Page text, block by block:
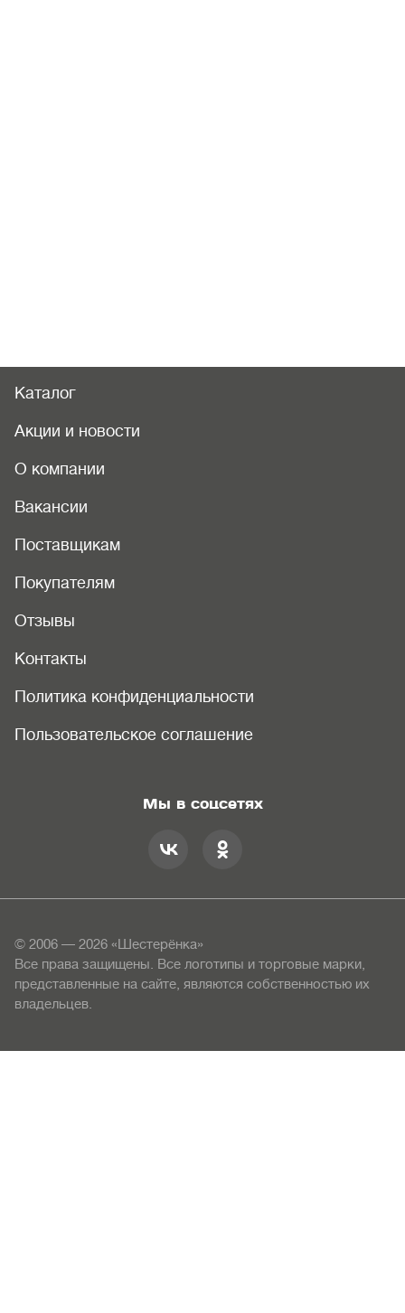
Каталог
Акции и новости
О компании
Вакансии
Поставщикам
Покупателям
Отзывы
Контакты
Политика конфиденциальности
Пользовательское соглашение
Мы в соцсетях
© 2006 — 2026 «Шестерёнка»
Все права защищены. Все логотипы и торговые марки,
представленные на сайте, являются собственностью их
владельцев.